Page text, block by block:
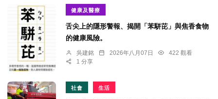
健康及醫療
舌尖上的隱形警報、揭開「苯駢芘」與焦香食物
的健康風險。
吳建銘 2026年八月07日
422 觀看
1 分享
社會 生活